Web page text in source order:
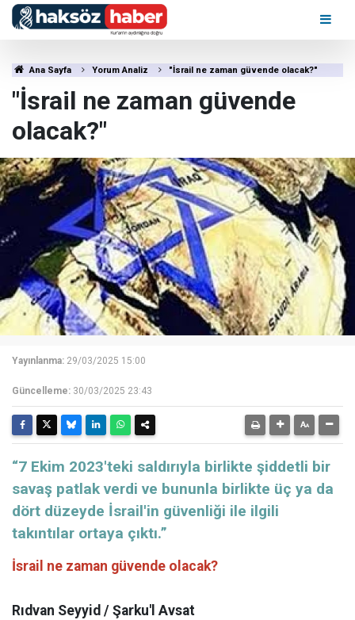
Ana Sayfa Yorum Analiz "İsrail ne zaman güvende olacak?"
"İsrail ne zaman güvende
olacak?"
Yayınlanma: 29/03/2025 15:00
Güncelleme: 30/03/2025 23:43
“7 Ekim 2023'teki saldırıyla birlikte şiddetli bir
savaş patlak verdi ve bununla birlikte üç ya da
dört düzeyde İsrail'in güvenliği ile ilgili
takıntılar ortaya çıktı.”
İsrail ne zaman güvende olacak?
Rıdvan Seyyid / Şarku'l Avsat